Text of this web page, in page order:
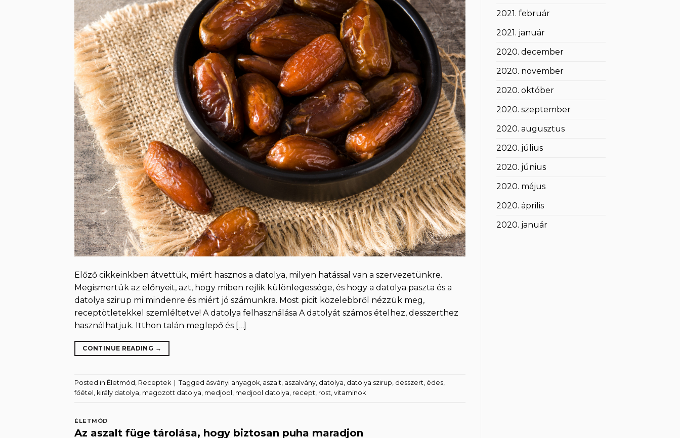
Előző cikkeinkben átvettük, miért hasznos a datolya, milyen hatással van a szervezetünkre.
Megismertük az előnyeit, azt, hogy miben rejlik különlegessége, és hogy a datolya paszta és a
datolya szirup mi mindenre és miért jó számunkra. Most picit közelebbről nézzük meg,
receptötletekkel szemléltetve! A datolya felhasználása A datolyát számos ételhez, desszerthez
használhatjuk. Itthon talán meglepő és […]
CONTINUE READING →
Posted in Életmód , Receptek Tagged ásványi anyagok, aszalt, aszalvány, datolya, datolya szirup, desszert, édes,
főétel , király datolya, magozott datolya, medjool , medjool datolya, recept, rost, vitaminok
ÉLETMÓD
Az aszalt füge tárolása, hogy biztosan puha maradjon
2021. február
2021. január
2020. december
2020. november
2020. október
2020. szeptember
2020. augusztus
2020. július
2020. június
2020. május
2020. április
2020. január